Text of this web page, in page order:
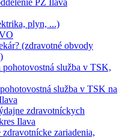
PZ Ilava
plyn, ...)
(zdravotné obvody
pohotovostná služba v TSK,
služba v TSK na
zdravotníckych
Ilava
zariadenia,